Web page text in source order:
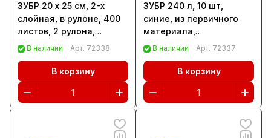
ЗУБР 20 х 25 см, 2-х
слойная, в рулоне, 400
листов, 2 рулона,
протирочная бумага,
В наличии Арт. 72338
В корзину
ЗУБР 240 л, 10 шт,
синие, из первичного
материала,
особопрочные,
мусорные мешки,
Профессионал (39159-
240)
В наличии Арт. 72337
В корзину